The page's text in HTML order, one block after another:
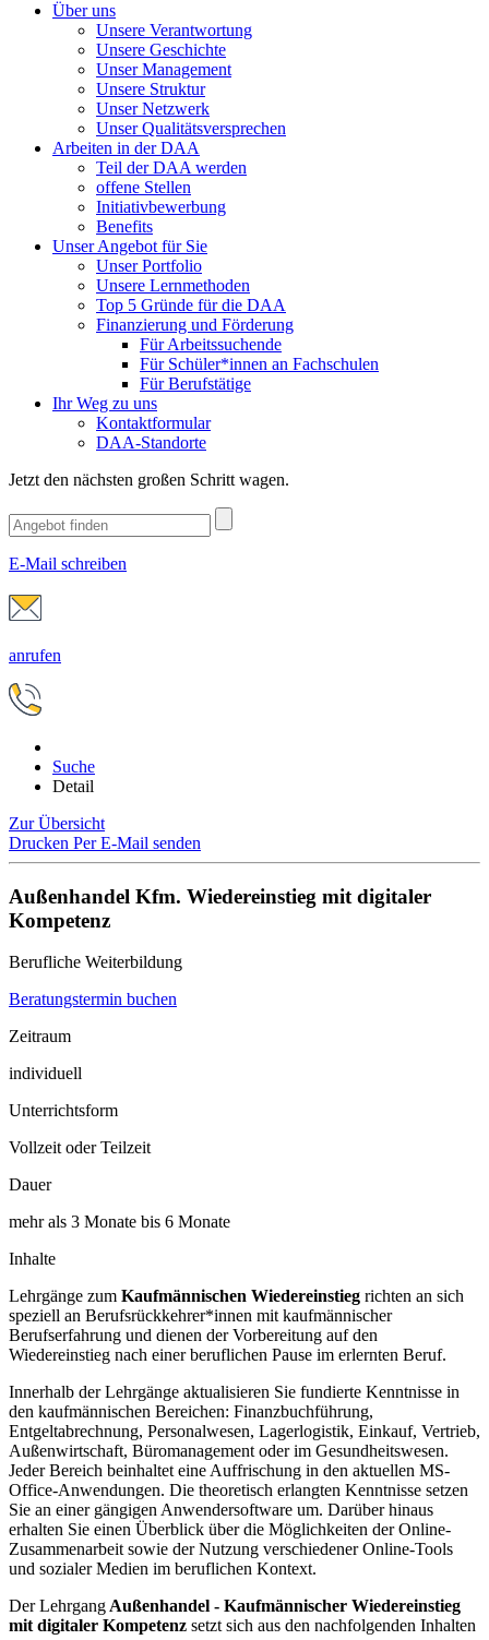
Über uns
Unsere Verantwortung
Unsere Geschichte
Unser Management
Unsere Struktur
Unser Netzwerk
Unser Qualitätsversprechen
Arbeiten in der DAA
Teil der DAA werden
offene Stellen
Initiativbewerbung
Benefits
Unser Angebot für Sie
Unser Portfolio
Unsere Lernmethoden
Top 5 Gründe für die DAA
Finanzierung und Förderung
Für Arbeitssuchende
Für Schüler*innen an Fachschulen
Für Berufstätige
Ihr Weg zu uns
Kontaktformular
DAA-Standorte
Jetzt den nächsten großen Schritt wagen.
E-Mail schreiben
anrufen
Suche
Detail
Zur Übersicht
Drucken Per E-Mail senden
Außenhandel Kfm. Wiedereinstieg mit digitaler
Kompetenz
Berufliche Weiterbildung
Beratungstermin buchen
Zeitraum
individuell
Unterrichtsform
Vollzeit oder Teilzeit
Dauer
mehr als 3 Monate bis 6 Monate
Inhalte
Lehrgänge zum Kaufmännischen Wiedereinstieg richten an sich
speziell an Berufsrückkehrer*innen mit kaufmännischer
Berufserfahrung und dienen der Vorbereitung auf den
Wiedereinstieg nach einer beruflichen Pause im erlernten Beruf.
Innerhalb der Lehrgänge aktualisieren Sie fundierte Kenntnisse in
den kaufmännischen Bereichen: Finanzbuchführung,
Entgeltabrechnung, Personalwesen, Lagerlogistik, Einkauf, Vertrieb,
Außenwirtschaft, Büromanagement oder im Gesundheitswesen.
Jeder Bereich beinhaltet eine Auffrischung in den aktuellen MS-
Office-Anwendungen. Die theoretisch erlangten Kenntnisse setzen
Sie an einer gängigen Anwendersoftware um. Darüber hinaus
erhalten Sie einen Überblick über die Möglichkeiten der Online-
Zusammenarbeit sowie der Nutzung verschiedener Online-Tools
und sozialer Medien im beruflichen Kontext.
Der LehrgangAußenhandel - Kaufmännischer Wiedereinstieg
mit digitaler Kompetenz setzt sich aus den nachfolgenden Inhalten